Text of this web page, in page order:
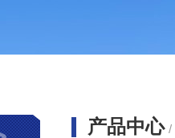
产品中心 /